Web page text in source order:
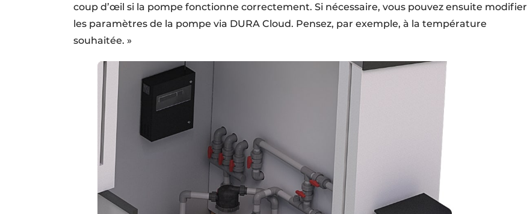
coup d’œil si la pompe fonctionne correctement. Si nécessaire, vous pouvez ensuite modifier
les paramètres de la pompe via DURA Cloud. Pensez, par exemple, à la température
souhaitée. »